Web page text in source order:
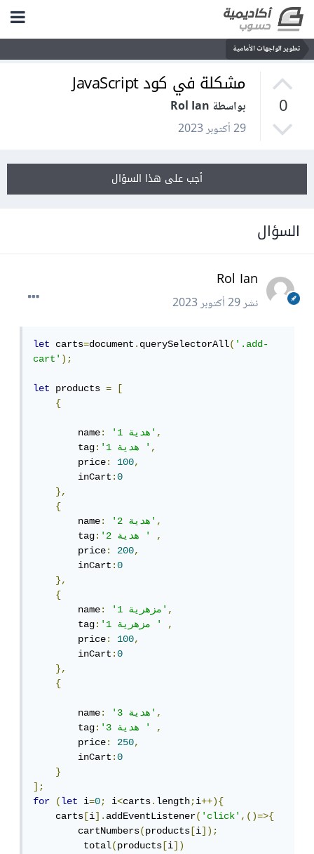
تطوير الواجهات الأمامية
0
مشكلة في كود JavaScript
بواسطة Rol Ian
29 أكتوبر 2023
أجب على هذا السؤال
السؤال
Rol Ian
نشر29 أكتوبر 2023
let carts=document.querySelectorAll('.add-
cart');
let products =
[
{
        name
: 'هدية 1',
        tag
: 'هدية 1 ',
        price
: 100,
        inCart
:0
},
{
        name
: 'هدية 2',
        tag
: 'هدية 2 '
,
        price
: 200,
        inCart
:0
},
{
        name
: 'مزهرية 1',
        tag
: 'مزهرية 1 '
,
        price
: 100,
        inCart
:0
},
{
        name
: 'هدية 3',
        tag
: 'هدية 3 '
,
        price
: 250,
        inCart
:0
}
];
for
(let i=0; i<carts.length;i++){
    carts
[i].addEventListener('click',()=>{
        cartNumbers
(products [i]);
         total
(products [i])